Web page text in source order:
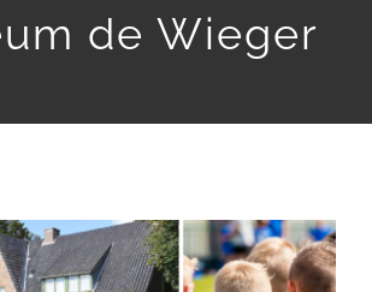
de Wieger